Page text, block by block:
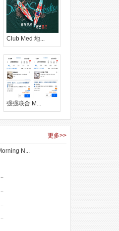
Club Med 地...
强强联合 M...
更多>>
N...